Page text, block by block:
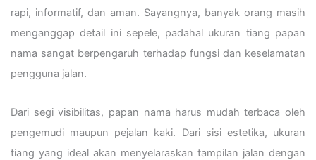
rapi, informatif, dan aman. Sayangnya, banyak orang masih
menganggap detail ini sepele, padahal ukuran tiang papan
nama sangat berpengaruh terhadap fungsi dan keselamatan
pengguna jalan.
Dari segi visibilitas, papan nama harus mudah terbaca oleh
pengemudi maupun pejalan kaki. Dari sisi estetika, ukuran
tiang yang ideal akan menyelaraskan tampilan jalan dengan